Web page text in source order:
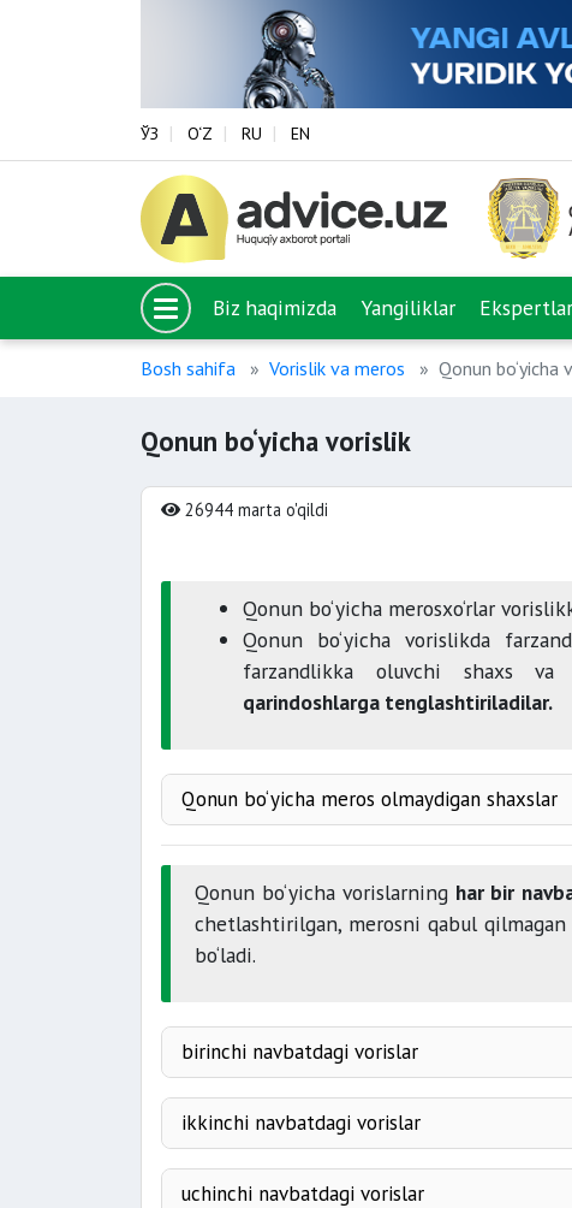
ЎЗ O‘Z RU EN
Biz haqimizda Yangiliklar Ekspertlar
Bosh sahifa Vorislik va meros Qonun bo‘yicha
Qonun bo‘yicha vorislik
26944 marta o'qildi
Qonun bo‘yicha merosxo‘rlar
Qonun bo‘yicha vorislikda
farzandlikka oluvchi shaxs
qarindoshlarga tenglashtiriladilar.
Qonun bo‘yicha meros olmaydigan shaxslar
Farzandlikka olinganlar
Farzandlikka olingan shaxsning ota-
Qonun bo‘yicha vorislarning har bir
chetlashtirilgan, merosni qabul
bo‘ladi.
birinchi navbatdagi vorislar
Meros qoldiruvchining bolalari
ikkinchi navbatdagi vorislar
tug‘ishgan
uchinchi navbatdagi vorislar